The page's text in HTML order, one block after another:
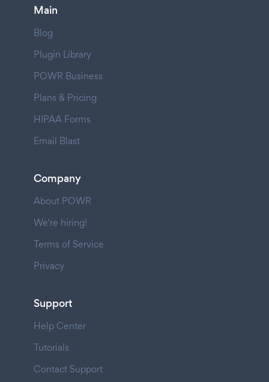
Main
Blog
Plugin Library
POWR Business
Plans & Pricing
HIPAA Forms
Email Blast
Company
About POWR
We're hiring!
Terms of Service
Privacy
Support
Help Center
Tutorials
Contact Support